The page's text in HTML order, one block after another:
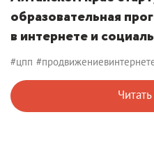
образовательная
в интернете и
#цпп